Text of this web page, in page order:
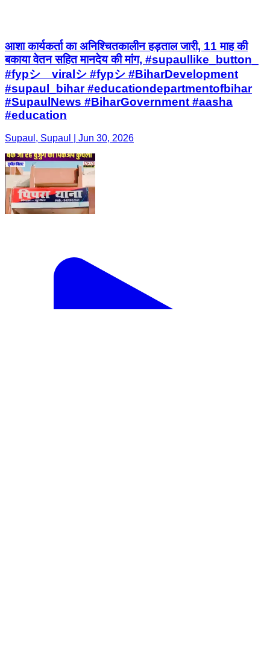
आशा कार्यकर्ता का अनिश्चितकालीन हड़ताल जारी, 11 माह की
बकाया वेतन सहित मानदेय की मांग, #supaullike_button_
#fypシ゚viralシ #fypシ #BiharDevelopment
#supaul_bihar #educationdepartmentofbihar
#SupaulNews #BiharGovernment #aasha
#education
Supaul, Supaul | Jun 30, 2026